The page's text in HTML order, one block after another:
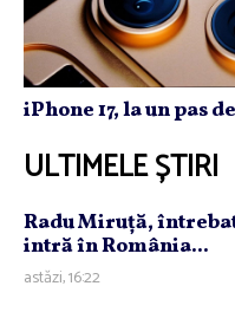
iPhone 17, la un pas
ULTIMELE ȘTIRI
Radu Miruţă,
intră în România...
astăzi, 16:22